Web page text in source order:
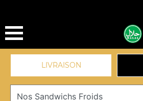
LIVRAISON